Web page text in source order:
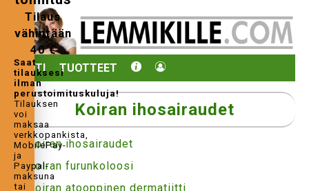
KOTI TUOTTEET
Tilaus
vähintään
40 €
Saat
tilauksesi
ilman
perustoimituskuluja!
Tilauksen
voi
maksaa
verkkopankista,
MobilePay-
ja
Paypal-
maksuna
tai
Koiran ihosairaudet
Koiran ihosairaudet
Koiran furunkoloosi
Koiran atooppinen dermatiitti